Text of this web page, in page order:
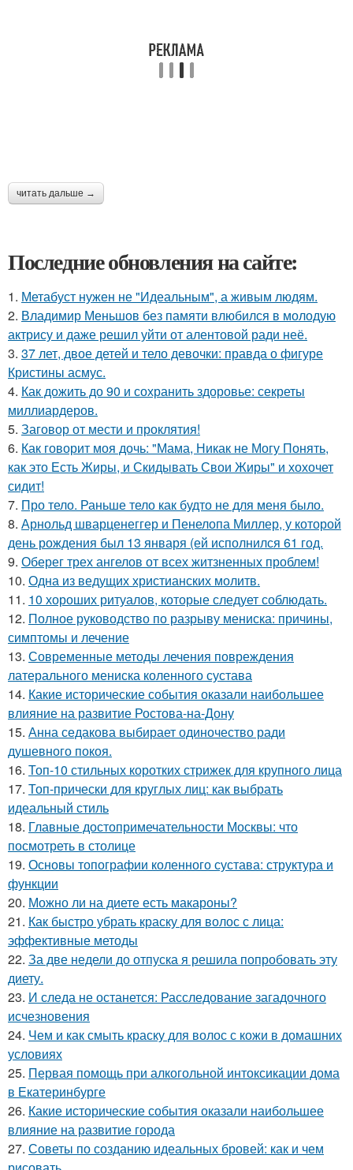
читать дальше →
Последние обновления на сайте:
1. Метабуст нужен не "Идеальным", а живым людям.
2. Владимир Меньшов без памяти влюбился в молодую
актрису и даже решил уйти от алентовой ради неё.
3. 37 лет, двое детей и тело девочки: правда о фигуре
Кристины асмус.
4. Как дожить до 90 и сохранить здоровье: секреты
миллиардеров.
5. Заговор от мести и проклятия!
6. Как говорит моя дочь: "Мама, Никак не Могу Понять,
как это Есть Жиры, и Скидывать Свои Жиры" и хохочет
сидит!
7. Про тело. Раньше тело как будто не для меня было.
8. Арнольд шварценеггер и Пенелопа Миллер, у которой
день рождения был 13 января (ей исполнился 61 год.
9. Оберег трех ангелов от всех житзненных проблем!
10. Одна из ведущих христианских молитв.
11. 10 хороших ритуалов, которые следует соблюдать.
12. Полное руководство по разрыву мениска: причины,
симптомы и лечение
13. Современные методы лечения повреждения
латерального мениска коленного сустава
14. Какие исторические события оказали наибольшее
влияние на развитие Ростова-на-Дону
15. Анна седакова выбирает одиночество ради
душевного покоя.
16. Топ-10 стильных коротких стрижек для крупного лица
17. Топ-прически для круглых лиц: как выбрать
идеальный стиль
18. Главные достопримечательности Москвы: что
посмотреть в столице
19. Основы топографии коленного сустава: структура и
функции
20. Можно ли на диете есть макароны?
21. Как быстро убрать краску для волос с лица:
эффективные методы
22. За две недели до отпуска я решила попробовать эту
диету.
23. И следа не останется: Расследование загадочного
исчезновения
24. Чем и как смыть краску для волос с кожи в домашних
условиях
25. Первая помощь при алкогольной интоксикации дома
в Екатеринбурге
26. Какие исторические события оказали наибольшее
влияние на развитие города
27. Советы по созданию идеальных бровей: как и чем